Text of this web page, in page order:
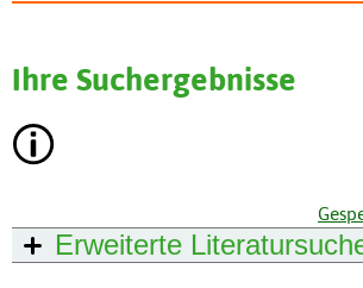
Ihre Suchergebnisse
Erweiterte